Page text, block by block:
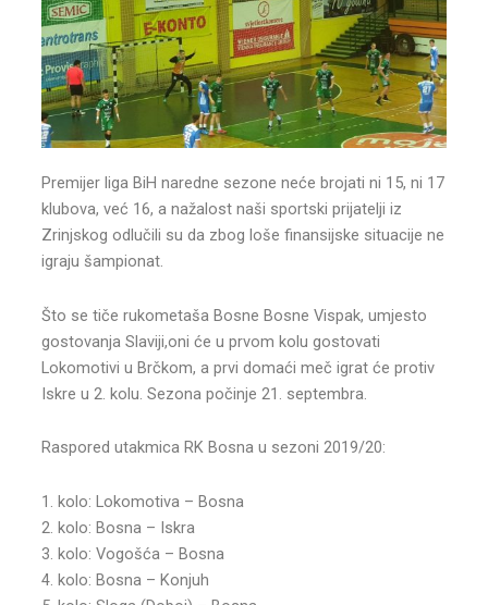
Premijer liga BiH naredne sezone neće brojati ni 15, ni 17
klubova, već 16, a nažalost naši sportski prijatelji iz
Zrinjskog odlučili su da zbog loše finansijske situacije ne
igraju šampionat.
Što se tiče rukometaša Bosne Bosne Vispak, umjesto
gostovanja Slaviji,oni će u prvom kolu gostovati
Lokomotivi u Brčkom, a prvi domaći meč igrat će protiv
Iskre u 2. kolu. Sezona počinje 21. septembra.
Raspored utakmica RK Bosna u sezoni 2019/20:
1. kolo: Lokomotiva – Bosna
2. kolo: Bosna – Iskra
3. kolo: Vogošća – Bosna
4. kolo: Bosna – Konjuh